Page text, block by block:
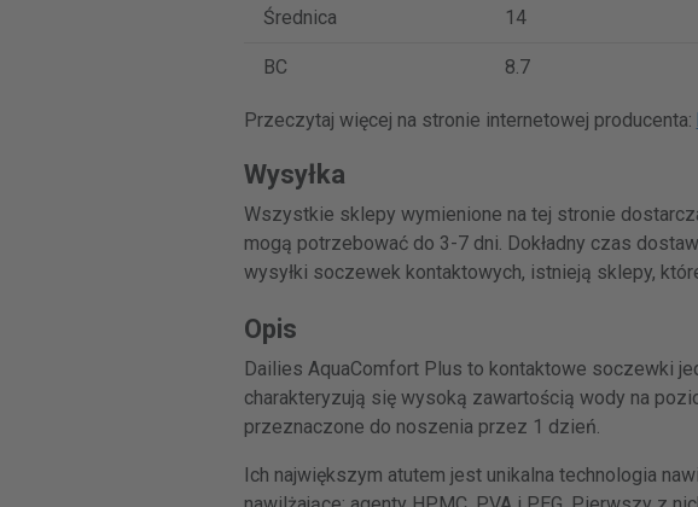
Średnica 14
BC 8.7
Przeczytaj więcej na stronie internetowej producenta:
Wysyłka
Wszystkie sklepy wymienione na tej stronie
mogą potrzebować do 3-7 dni. Dokładny czas
wysyłki soczewek kontaktowych, istnieją sklepy,
Opis
Dailies AquaComfort Plus to kontaktowe soczewki
charakteryzują się wysoką zawartością wody na
przeznaczone do noszenia przez 1 dzień.
Ich największym atutem jest unikalna technologia